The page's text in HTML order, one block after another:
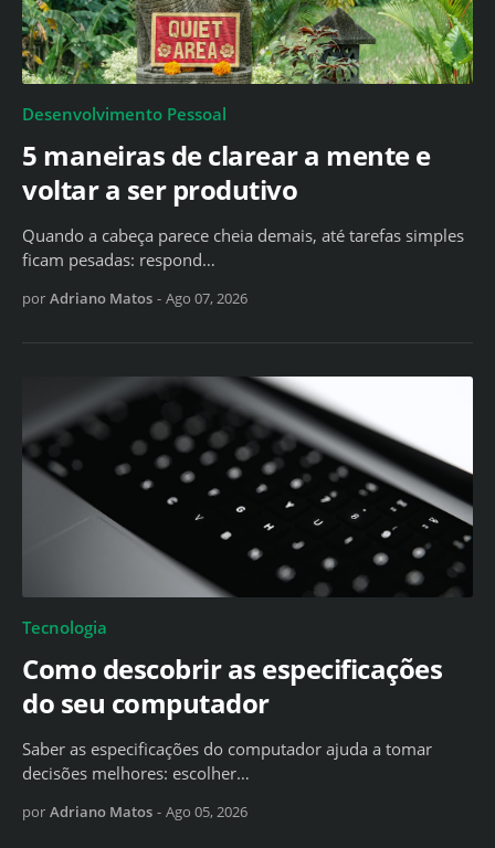
Desenvolvimento Pessoal
5 maneiras de clarear a mente e
voltar a ser produtivo
Quando a cabeça parece cheia demais, até tarefas simples
ficam pesadas: respond…
por Adriano Matos - Ago 07, 2026
Tecnologia
Como descobrir as especificações
do seu computador
Saber as especificações do computador ajuda a tomar
decisões melhores: escolher…
por Adriano Matos - Ago 05, 2026